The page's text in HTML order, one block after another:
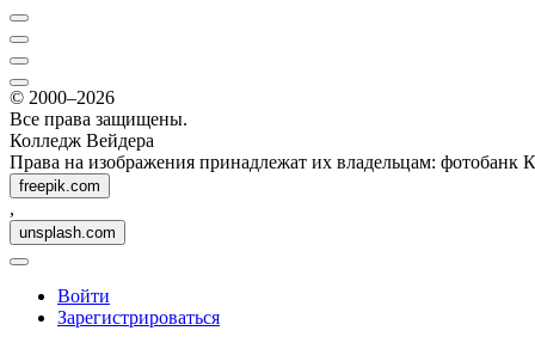
© 2000–2026
Все права защищены.
Колледж Вейдера
Права на изображения принадлежат их владельцам: фотобанк
freepik.com
,
unsplash.com
Войти
Зарегистрироваться